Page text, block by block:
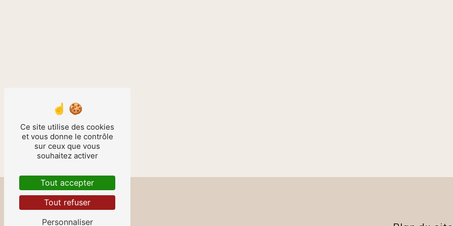
Ce site utilise des cookies
et vous donne le contrôle
sur ceux que vous
souhaitez activer
Tout accepter
Tout refuser
Personnaliser